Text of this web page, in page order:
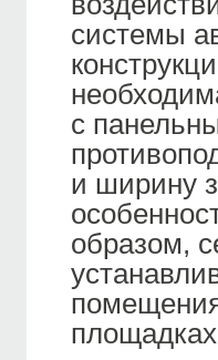
системы
с
и ширину
образом,